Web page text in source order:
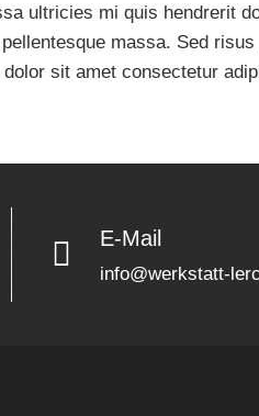
ultricies mi quis hendrerit
massa. Sed risus
sit amet consectetur
E-Mail
info@werkstatt-